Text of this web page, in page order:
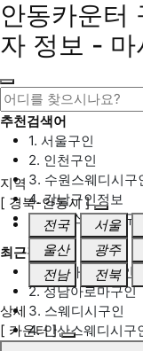
안동카운터
자 정보 - 마
추천검색어
1. 서울구인
2. 인천구인
3. 수원스웨디시구
4. 강남구인정보
5. 동탄스웨디시구
최근검색어
1. 일산마사지구인
2. 성남아로마구인
3. 스웨디시구인
4. 안산스웨디시구
지역
[ 경북-안동시 ]
전국
서울
울산
광주
전남
전북
상세
[ 카운터 ]